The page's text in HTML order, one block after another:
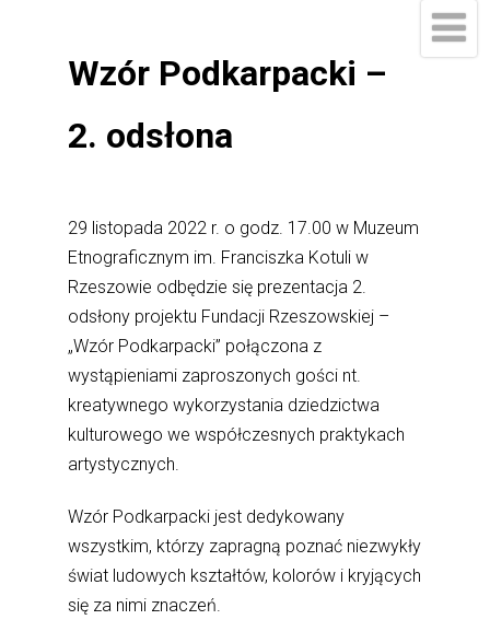
Wzór Podkarpacki –
2. odsłona
29 listopada 2022 r. o godz. 17.00 w Muzeum
Etnograficznym im. Franciszka Kotuli w
Rzeszowie odbędzie się prezentacja 2.
odsłony projektu Fundacji Rzeszowskiej –
„Wzór Podkarpacki” połączona z
wystąpieniami zaproszonych gości nt.
kreatywnego wykorzystania dziedzictwa
kulturowego we współczesnych praktykach
artystycznych.
Wzór Podkarpacki jest dedykowany
wszystkim, którzy zapragną poznać niezwykły
świat ludowych kształtów, kolorów i kryjących
się za nimi znaczeń.